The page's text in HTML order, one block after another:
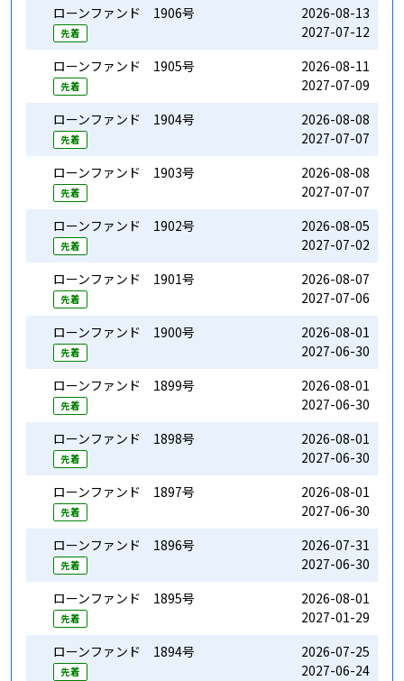
ローンファンド 1906号
先着
2026-08-13
2027-07-12
ローンファンド 1905号
先着
2026-08-11
2027-07-09
ローンファンド 1904号
先着
2026-08-08
2027-07-07
ローンファンド 1903号
先着
2026-08-08
2027-07-07
ローンファンド 1902号
先着
2026-08-05
2027-07-02
ローンファンド 1901号
先着
2026-08-07
2027-07-06
ローンファンド 1900号
先着
2026-08-01
2027-06-30
ローンファンド 1899号
先着
2026-08-01
2027-06-30
ローンファンド 1898号
先着
2026-08-01
2027-06-30
ローンファンド 1897号
先着
2026-08-01
2027-06-30
ローンファンド 1896号
先着
2026-07-31
2027-06-30
ローンファンド 1895号
先着
2026-08-01
2027-01-29
ローンファンド 1894号
先着
2026-07-25
2027-06-24